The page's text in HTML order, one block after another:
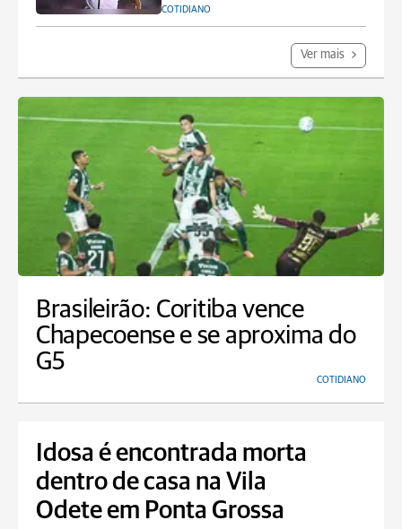
COTIDIANO
Ver mais
Brasileirão: Coritiba vence
Chapecoense e se aproxima do
G5
COTIDIANO
Idosa é encontrada morta
dentro de casa na Vila
Odete em Ponta Grossa